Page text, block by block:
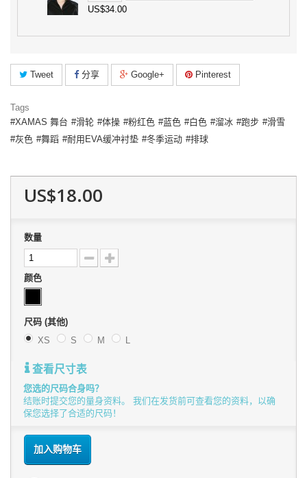
US$34.00
Tweet 分享 Google+ Pinterest
Tags
XAMAS 舞台
滑轮 体操 粉红色 蓝色 白色 溜冰 跑步
滑雪
灰色
舞蹈 耐用EVA缓冲衬垫 冬季运动 排球
US$18.00
数量
颜色
尺码 (其他)
XS
S M L
查看尺寸表
您选的尺码合身吗？
结账时提交您的量身资料。 我们在发货前可查看您的资料，以确
保您选择了合适的尺码！
加入购物车